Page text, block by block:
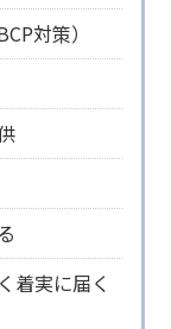
対策）
着実に届く